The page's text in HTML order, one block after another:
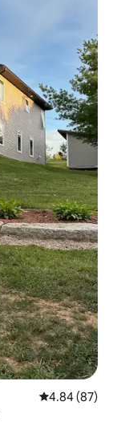
Calificación
4.84 (87)